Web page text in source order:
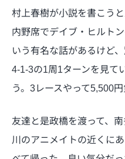
村上春樹が小説を書こう
内野席でデイブ・ヒルト
いう有名な話があるけど
4-1-3の1周1ターンを見て
う。3レースやって5,500円
友達と是政橋を渡って、
川のアニメイトの近くに